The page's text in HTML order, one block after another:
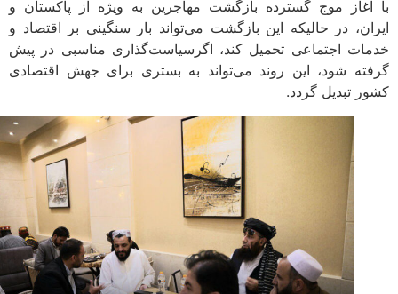
موج گسترده بازگشت مهاجرین به ویژه از پاکستان و
در حالیکه این بازگشت می‌تواند بار سنگینی بر اقتصاد و
اجتماعی تحمیل کند، اگرسیاست‌گذاری مناسبی در پیش
شود، این روند می‌تواند به بستری برای جهش اقتصادی
تبدیل گردد.